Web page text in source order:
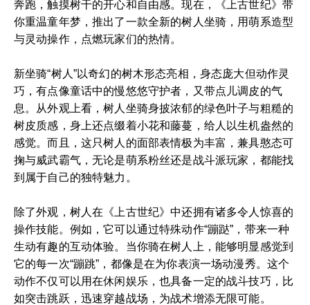
奔跑，触摸树干的开心和自由感。现在，《上古世纪》带
你重温童年梦，推出了一款全新的树人坐骑，用萌系造型
与灵动操作，点燃玩家们的热情。
新坐骑“树人”以奇幻的树木形态亮相，身态庞大但动作灵
巧，有点像童话中的慢悠悠守护者，又带点儿调皮的气
息。从外观上看，树人坐骑身披浓郁的绿色叶子与粗糙的
树皮质感，身上还点缀着小花和藤蔓，给人以生机盎然的
感觉。而且，这只树人的面部表情极为丰富，兼具憨态可
掬与威武霸气，无论是萌系粉丝还是战斗派玩家，都能找
到属于自己的独特魅力。
除了外观，树人在《上古世纪》中还拥有诸多令人惊喜的
操作技能。例如，它可以通过特殊动作“蹦跶”，带来一种
生动有趣的互动体验。当你骑在树人上，能够明显感觉到
它的每一次“蹦跳”，都像是在为你表演一场动漫秀。这个
动作不仅可以用在休闲娱乐，也具备一定的战斗技巧，比
如突击跳跃，迅速穿越战场，为战术增添无限可能。